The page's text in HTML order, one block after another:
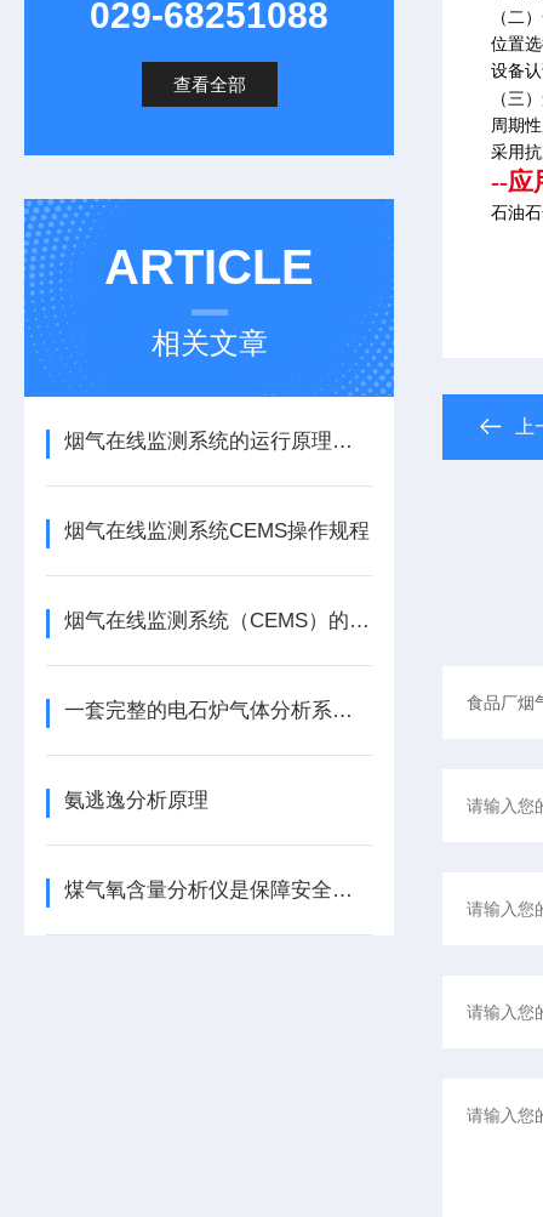
029-68251088
查看全部
ARTICLE
相关文章
烟气在线监测系统的运行原理和技术优势说明
烟气在线监测系统CEMS操作规程
烟气在线监测系统（CEMS）的安装与运维要求
一套完整的电石炉气体分析系统包含哪些核心单元？各单元的功能是什么？
氨逃逸分析原理
煤气氧含量分析仪是保障安全与效率的关键工具
（二
位置
设备
（三）
周期
采用
--应
石油